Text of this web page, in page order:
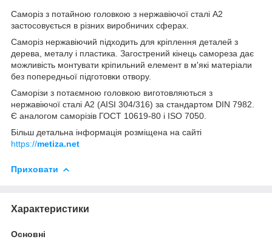
Саморіз з потайною головкою з нержавіючої сталі А2
застосовується в різних виробничих сферах.
Саморіз нержавіючий підходить для кріплення деталей з
дерева, металу і пластика. Загострений кінець самореза дає
можливість монтувати кріпильний елемент в м'які матеріали
без попередньої підготовки отвору.
Саморізи з потаємною головкою виготовляються з
нержавіючої сталі А2 (AISI 304/316) за стандартом DIN 7982.
Є аналогом саморізів ГОСТ 10619-80 і ISO 7050.
Більш детальна інформація розміщена на сайті
https://metiza.net
Приховати
Характеристики
Основні